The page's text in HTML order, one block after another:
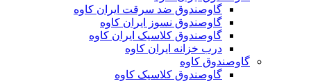
گاوصندوق ضد سرقت ایران کاوه
گاوصندوق نسوز ایران کاوه
گاوصندوق کلاسیک ایران کاوه
درب خزانه ایران کاوه
گاوصندوق کاوه
گاوصندوق کلاسیک کاوه